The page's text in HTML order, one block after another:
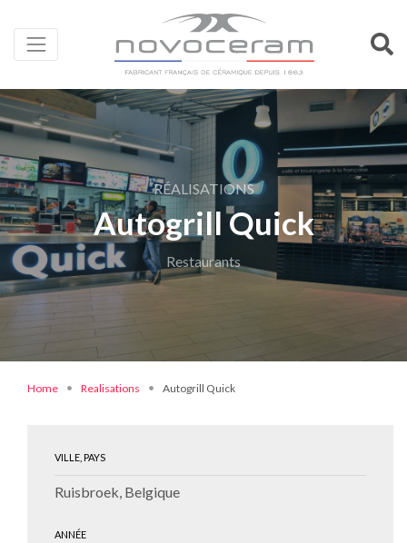
RÉALISATIONS
Autogrill Quick
Restaurants
Home Realisations Autogrill Quick
VILLE, PAYS
Ruisbroek, Belgique
ANNÉE